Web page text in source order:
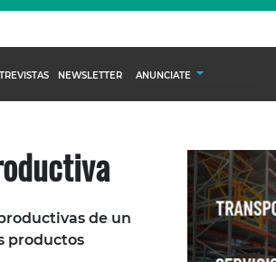
NEWSLETTER ANUNCIATE
Email Marketing
Branded Content
Publicidad Revista
de un
productos